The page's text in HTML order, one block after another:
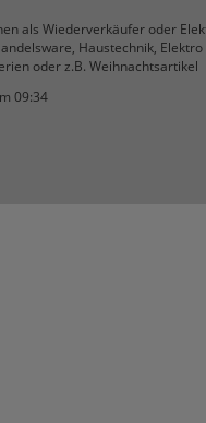
als Wiederverkäufer oder
Haustechnik,
oder z.B. Weihnachtsartikel
09:34